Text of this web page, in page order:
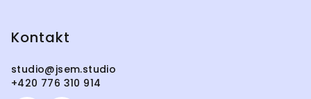
Kontakt
studio@jsem.studio
+420 776 310 914